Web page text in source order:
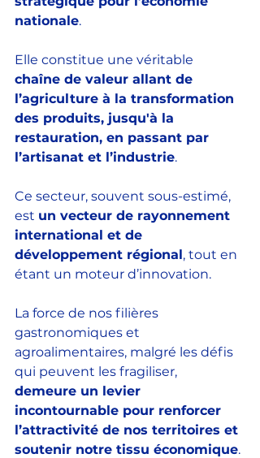
nationale.
Elle constitue une véritable
chaîne de valeur allant de
l’agriculture à la transformation
des produits, jusqu'à la
restauration, en passant par
l’artisanat et l’industrie.
Ce secteur, souvent sous-estimé,
est un vecteur de rayonnement
international et de
développement régional, tout en
étant un moteur d’innovation.
La force de nos filières
gastronomiques et
agroalimentaires, malgré les défis
qui peuvent les fragiliser,
demeure un levier
incontournable pour renforcer
l’attractivité de nos territoires et
soutenir notre tissu économique.